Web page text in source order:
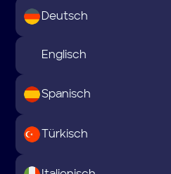
Deutsch
Englisch
Spanisch
Türkisch